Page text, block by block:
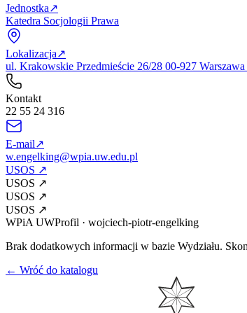
Jednostka↗
Katedra Socjologii Prawa
Lokalizacja↗
ul. Krakowskie Przedmieście 26/28 00-927
Kontakt
22 55 24 316
E-mail↗
w.engelking@wpia.uw.edu.pl
USOS ↗
USOS ↗
USOS ↗
USOS ↗
WPiA UWProfil · wojciech-piotr-engelking
Brak dodatkowych informacji w bazie Wydziału.
← Wróć do katalogu